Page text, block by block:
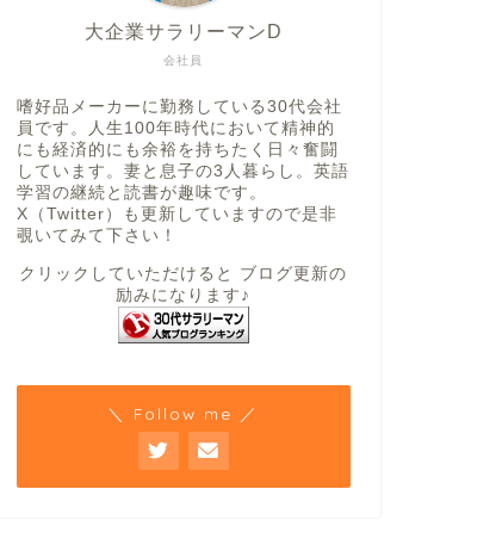
会社員
大企業サラリーマンD
嗜好品メーカーに勤務している30代会社
員です。人生100年時代において精神的
にも経済的にも余裕を持ちたく日々奮闘
しています。妻と息子の3人暮らし。英語
学習の継続と読書が趣味です。
X（Twitter）も更新していますので是非
覗いてみて下さい！
クリックしていただけると ブログ更新の
励みになります♪
＼ Follow me ／